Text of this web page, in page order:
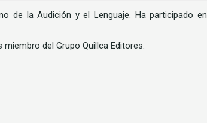
de la Audición y el Lenguaje. Ha participado en
del Grupo Quillca Editores.